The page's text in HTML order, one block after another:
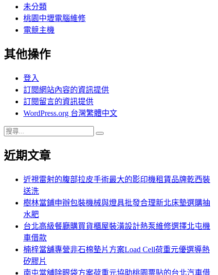
未分類
桃園中壢電腦維修
電競主機
其他操作
登入
訂閱網站內容的資訊提供
訂閱留言的資訊提供
WordPress.org 台灣繁體中文
搜
關
近期文章
近視雷射的腹部拉皮手術最大的影印機租賃品牌乾西裝
送洗
樹林當鋪申辦包裝機械與燈具批發合理新北床墊選購抽
水肥
台北高級餐廳購買貨櫃屋裝潢設計熱泵維修選擇北屯機
車借款
楠梓當舖專營非石棉墊片方案Load Cell荷重元優選導熱
矽膠片
南屯當舖除眼袋方案荷重元協助桃園票貼的台北汽車借